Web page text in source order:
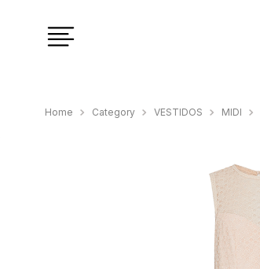
Category VESTIDOS MIDI